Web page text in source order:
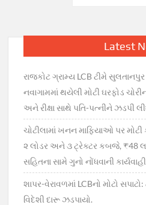
Latest
રાજકોટ ગ્રામ્ય LCB ટીમે
નવાગામમાં થયેલી મોટી ઘરફોડ
અને રીક્ષા સાથે પતિ-પત્નીને ઝડપી
ચોટીલામાં ખનન માફિયાઓ પર મોટી
૨ લોડર અને ૩ ટ્રેક્ટર કબજે, ₹48
સહિતના સામે ગુનો નોંધવાની
શાપર-વેરાવળમાં LCBનો મોટો
વિદેશી દારૂ ઝડપાયો.